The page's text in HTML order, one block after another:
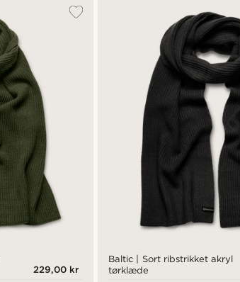
229,00 kr
Baltic | Sort ribstrikket akryl
tørklæde